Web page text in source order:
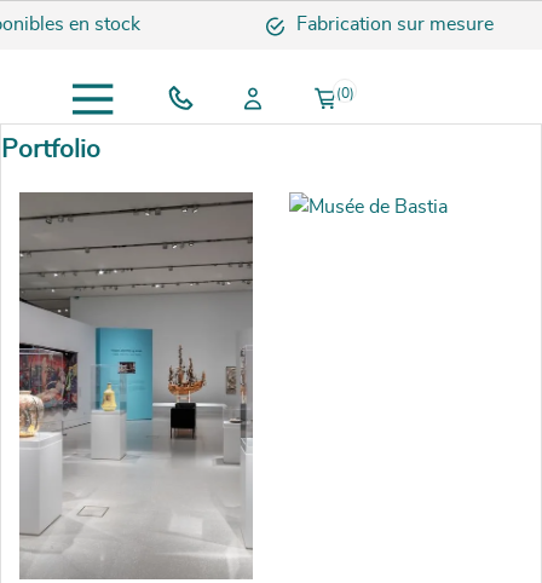
en stock Fabrication sur mesure
(0)
Portfolio